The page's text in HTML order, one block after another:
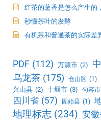
红茶的薯香是怎么产生的
秒懂茶叶的发酵
有机茶和普通茶的实际差
PDF (112) 万源市 (2)
乌龙茶 (175) 仓山区 (1)
兴山县 (2) 十堰市 (3) 句容市
四川省 (57) 固始县 (1)
地理标志 (234) 安